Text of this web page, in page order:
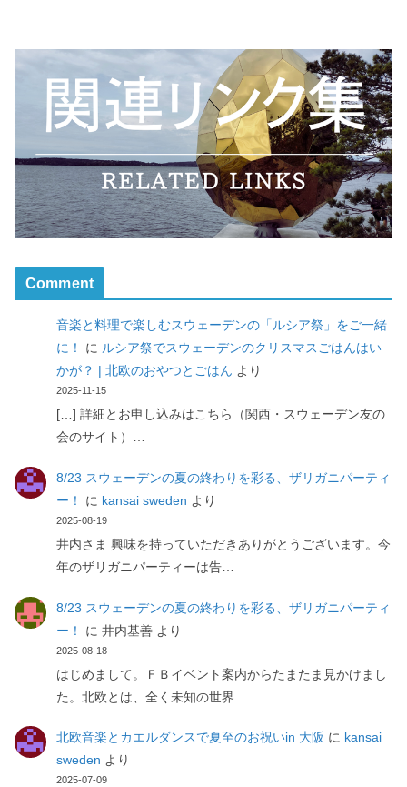
Comment
音楽と料理で楽しむスウェーデンの「ルシア祭」をご一緒
に！
に ルシア祭でスウェーデンのクリスマスごはんはい
かが？ | 北欧のおやつとごはん より
2025-11-15
[…] 詳細とお申し込みはこちら（関西・スウェーデン友の
会のサイト）…
8/23 スウェーデンの夏の終わりを彩る、ザリガニパーティ
ー！
に kansai sweden より
2025-08-19
井内さま 興味を持っていただきありがとうございます。今
年のザリガニパーティーは告…
8/23 スウェーデンの夏の終わりを彩る、ザリガニパーティ
ー！
に 井内基善より
2025-08-18
はじめまして。ＦＢイベント案内からたまたま見かけまし
た。北欧とは、全く未知の世界…
北欧音楽とカエルダンスで夏至のお祝いin 大阪 に kansai
sweden より
2025-07-09